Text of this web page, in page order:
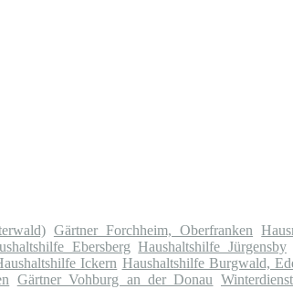
Gärtner Forchheim, Oberfranken
Ebersberg Haushaltshilfe Jürgensby
Ickern Haushaltshilfe Burgwald,
Gärtner Vohburg an der Donau